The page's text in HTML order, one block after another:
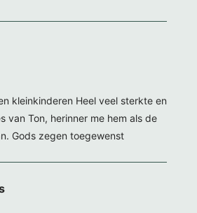
kleinkinderen Heel veel sterkte en
van Ton, herinner me hem als de
Gods zegen toegewenst